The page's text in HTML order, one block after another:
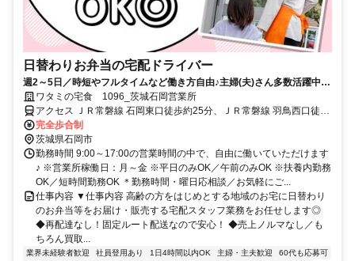
日替わりお弁当の宅配ドライバー
週2～5日／時短やフルタイムなど働き方自由♪主婦(夫)さん多数活躍中！
サポート体制バッチリなのでお子さんの行事でのお休みなども取りやす
い◎
ワタミの宅食 1096_茨城石岡営業所
アクセス ＪＲ常磐線 石岡東口徒歩約25分、ＪＲ常磐線 羽鳥西口徒歩
約61分、ＪＲ常磐線 高浜（茨城県）徒歩約69分
完全歩合制
茨城県石岡市
勤務時間 9:00～17:00の営業時間の中で、自由に働いていただけます
♪ ※営業所稼働日：月～金 ※平日のみOK／午前のみOK ※扶養内勤務
OK／短時間勤務OK ＊勤務時間・曜日応相談／お気軽にご...
仕事内容 ▼仕事内容 高齢の方をはじめとする地域のお宅に日替わり
のお弁当等をお届け・販売する宅配スタッフ業務をお任せします◎
◆再配達なし！固定ルート配送なので安心！ ◆売上ノルマなし／も
ちろん買取...
業界未経験者歓迎 社員登用あり 1日4時間以内OK 主婦・主夫歓迎
60代も応募可